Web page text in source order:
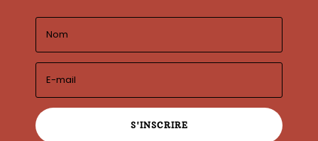
S'INSCRIRE